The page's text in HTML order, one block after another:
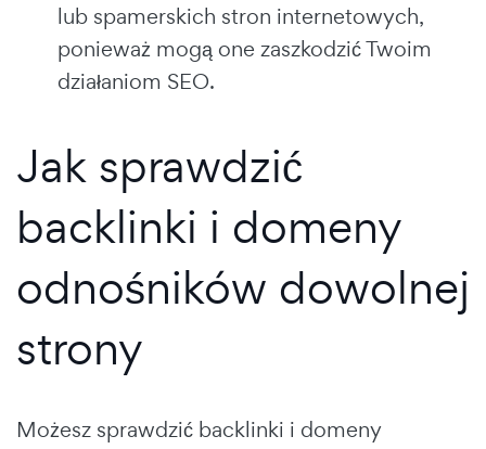
lub spamerskich stron internetowych,
ponieważ mogą one zaszkodzić Twoim
działaniom SEO.
Jak sprawdzić
backlinki i domeny
odnośników dowolnej
strony
Możesz sprawdzić backlinki i domeny